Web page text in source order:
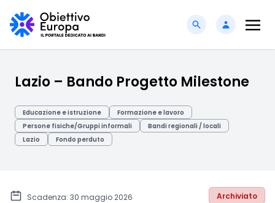
Lazio – Bando Progetto Milestone
Educazione e istruzione
Formazione e lavoro
Persone fisiche/Gruppi informali
Bandi regionali / locali
Lazio
Fondo perduto
Scadenza: 30 maggio 2026 Archiviato